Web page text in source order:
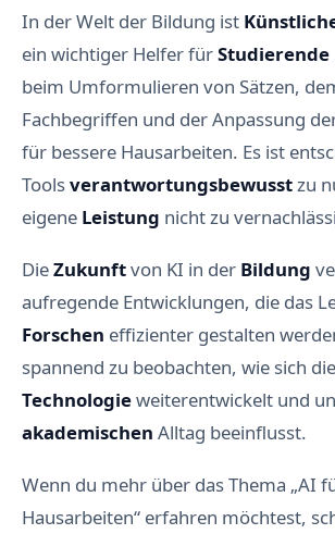
In der Welt der Bildung ist
ein wichtiger Helfer fürStudierende
beim Umformulieren von Sätzen,
Fachbegriffen und der Anpassung
für bessere Hausarbeiten. Es ist
Toolsverantwortungsbewusstzu
eigene Leistung nicht zu
DieZukunftvon KI in der Bildung
aufregende Entwicklungen, die das
Forschen effizienter gestalten
spannend zu beobachten, wie sich
Technologieweiterentwickelt und
akademischen Alltag beeinflusst.
Wenn du mehr über das Thema „AI
Hausarbeiten“ erfahren möchtest,